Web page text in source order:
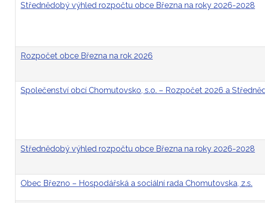
Střednědobý výhled rozpočtu obce Března na roky 2026-2028
Rozpočet obce Března na rok 2026
Společenství obcí Chomutovsko, s.o. – Rozpočet 2026 a
Střednědobý výhled rozpočtu obce Března na roky 2026-2028
Obec Březno – Hospodářská a sociální rada Chomutovska, z.s.